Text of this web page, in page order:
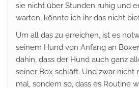
sie nicht über Stunden ruhig und
warten, könnte ich ihr das nicht
Um all das zu erreichen, ist es
seinem Hund von Anfang an
dahin, dass der Hund auch ganz
seiner Box schläft. Und zwar nicht
mal, sondern so, dass es Routine